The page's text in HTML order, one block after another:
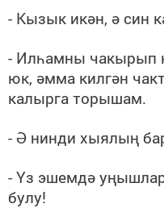
- Кызык икән, ә син
- Илһамны чакырып
юк, әмма килгән
калырга торышам.
- Ә нинди хыялың
- Үз эшемдә
булу!